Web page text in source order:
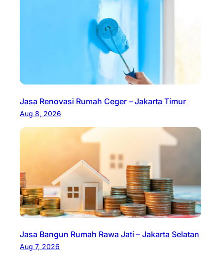
Jasa Renovasi Rumah Ceger – Jakarta Timur
Aug 8, 2026
Jasa Bangun Rumah Rawa Jati – Jakarta Selatan
Aug 7, 2026